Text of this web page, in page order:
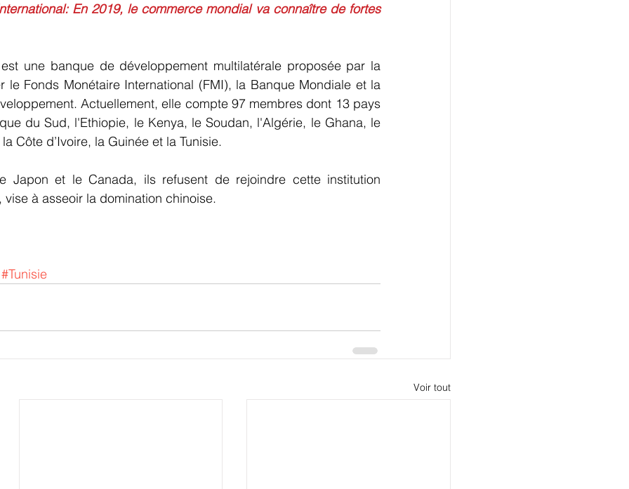
En 2019, le commerce mondial va connaître de fortes
une banque de développement multilatérale proposée par la
le Fonds Monétaire International (FMI), la Banque Mondiale et la
Actuellement, elle compte 97 membres dont 13 pays
du Sud, l'Ethiopie, le Kenya, le Soudan, l'Algérie, le Ghana, le
Côte d’Ivoire, la Guinée et la Tunisie.
Japon et le Canada, ils refusent de rejoindre cette institution
à asseoir la domination chinoise.
#Tunisie
Voir tout